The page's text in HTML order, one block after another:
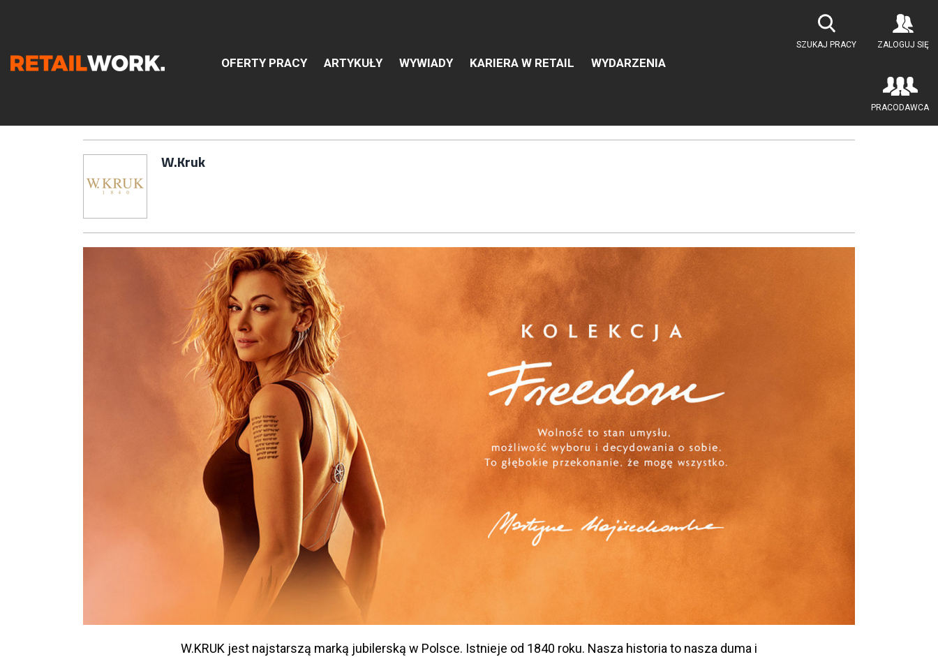
OFERTY PRACY ARTYKUŁY WYWIADY KARIERA W RETAIL WYDARZENIA
SZUKAJ PRACY ZALOGUJ SIĘ
PRACODAWCA
Znajdź pracę w branży Retail & Ecommerce
Szukaj oferty pracy:
Chcesz być na bieżąco z najnowszymi ofertami w branży.
W.Kruk
W.KRUK jest najstarszą marką jubilerską w Polsce. Istnieje od 1840 roku. Nasza historia to nasza duma i